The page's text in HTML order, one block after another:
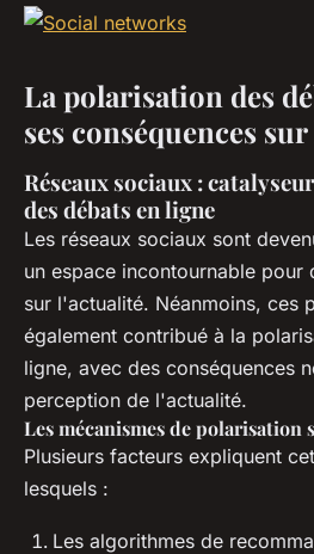
La polarisation des
ses conséquences
Réseaux sociaux :
des débats en ligne
Les réseaux sociaux sont
un espace incontournable pour
sur l'actualité. Néanmoins, ces
également contribué à la
ligne, avec des conséquences
perception de l'actualité.
Les mécanismes de polarisation
Plusieurs facteurs expliquent
lesquels :
Les algorithmes de